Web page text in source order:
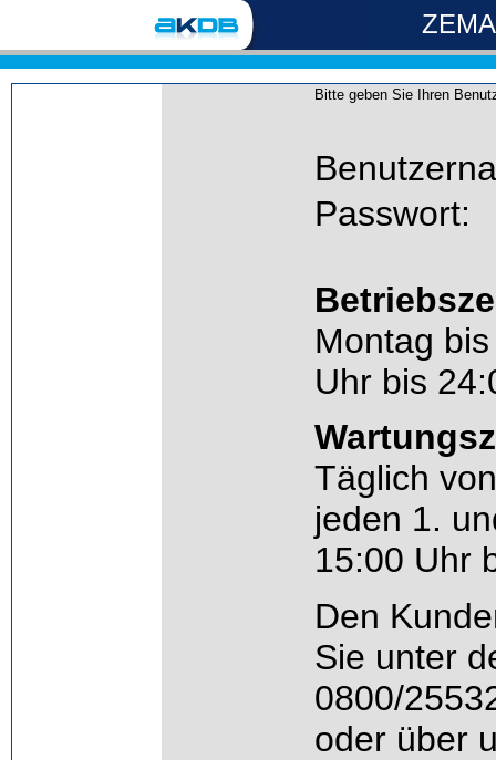
Bitte geben Sie Ihren
Passwort:
Montag
Uhr bis
Täglich
jeden 1.
15:00 Uhr
Den
Sie unter
0800/
oder über